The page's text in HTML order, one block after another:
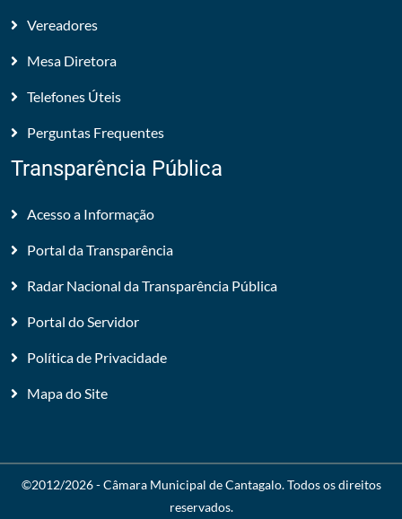
Vereadores
Mesa Diretora
Telefones Úteis
Perguntas Frequentes
Transparência Pública
Acesso a Informação
Portal da Transparência
Radar Nacional da Transparência Pública
Portal do Servidor
Política de Privacidade
Mapa do Site
©2012/2026 -Câmara Municipal de Cantagalo. Todos os direitos
reservados.